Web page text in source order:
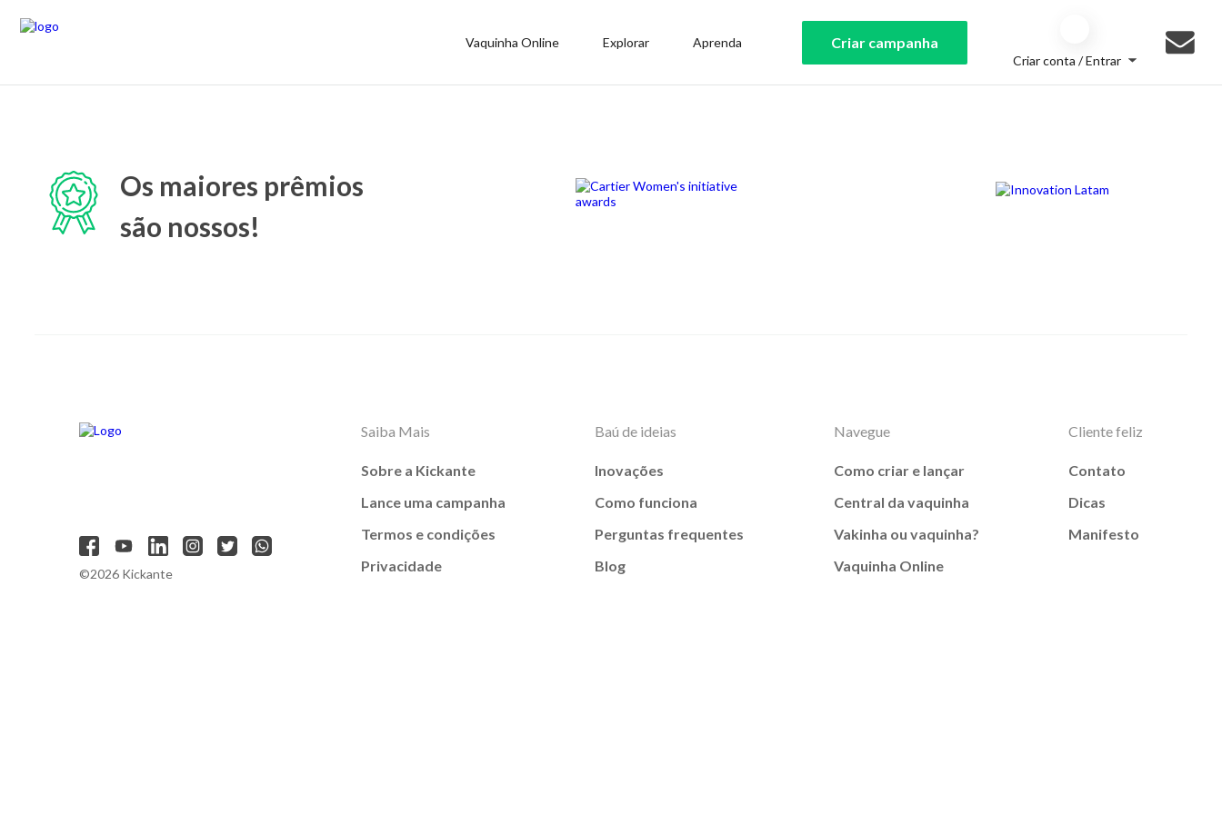
Vaquinha Online Explorar Aprenda Criar campanha
Criar conta / Entrar
Os maiores prêmios
são nossos!
©2026 Kickante
Saiba Mais
Sobre a Kickante
Lance uma campanha
Termos e condições
Privacidade
Baú de ideias
Inovações
Como funciona
Perguntas frequentes
Blog
Navegue
Como criar e lançar
Central da vaquinha
Vakinha ou vaquinha?
Vaquinha Online
Cliente feliz
Contato
Dicas
Manifesto